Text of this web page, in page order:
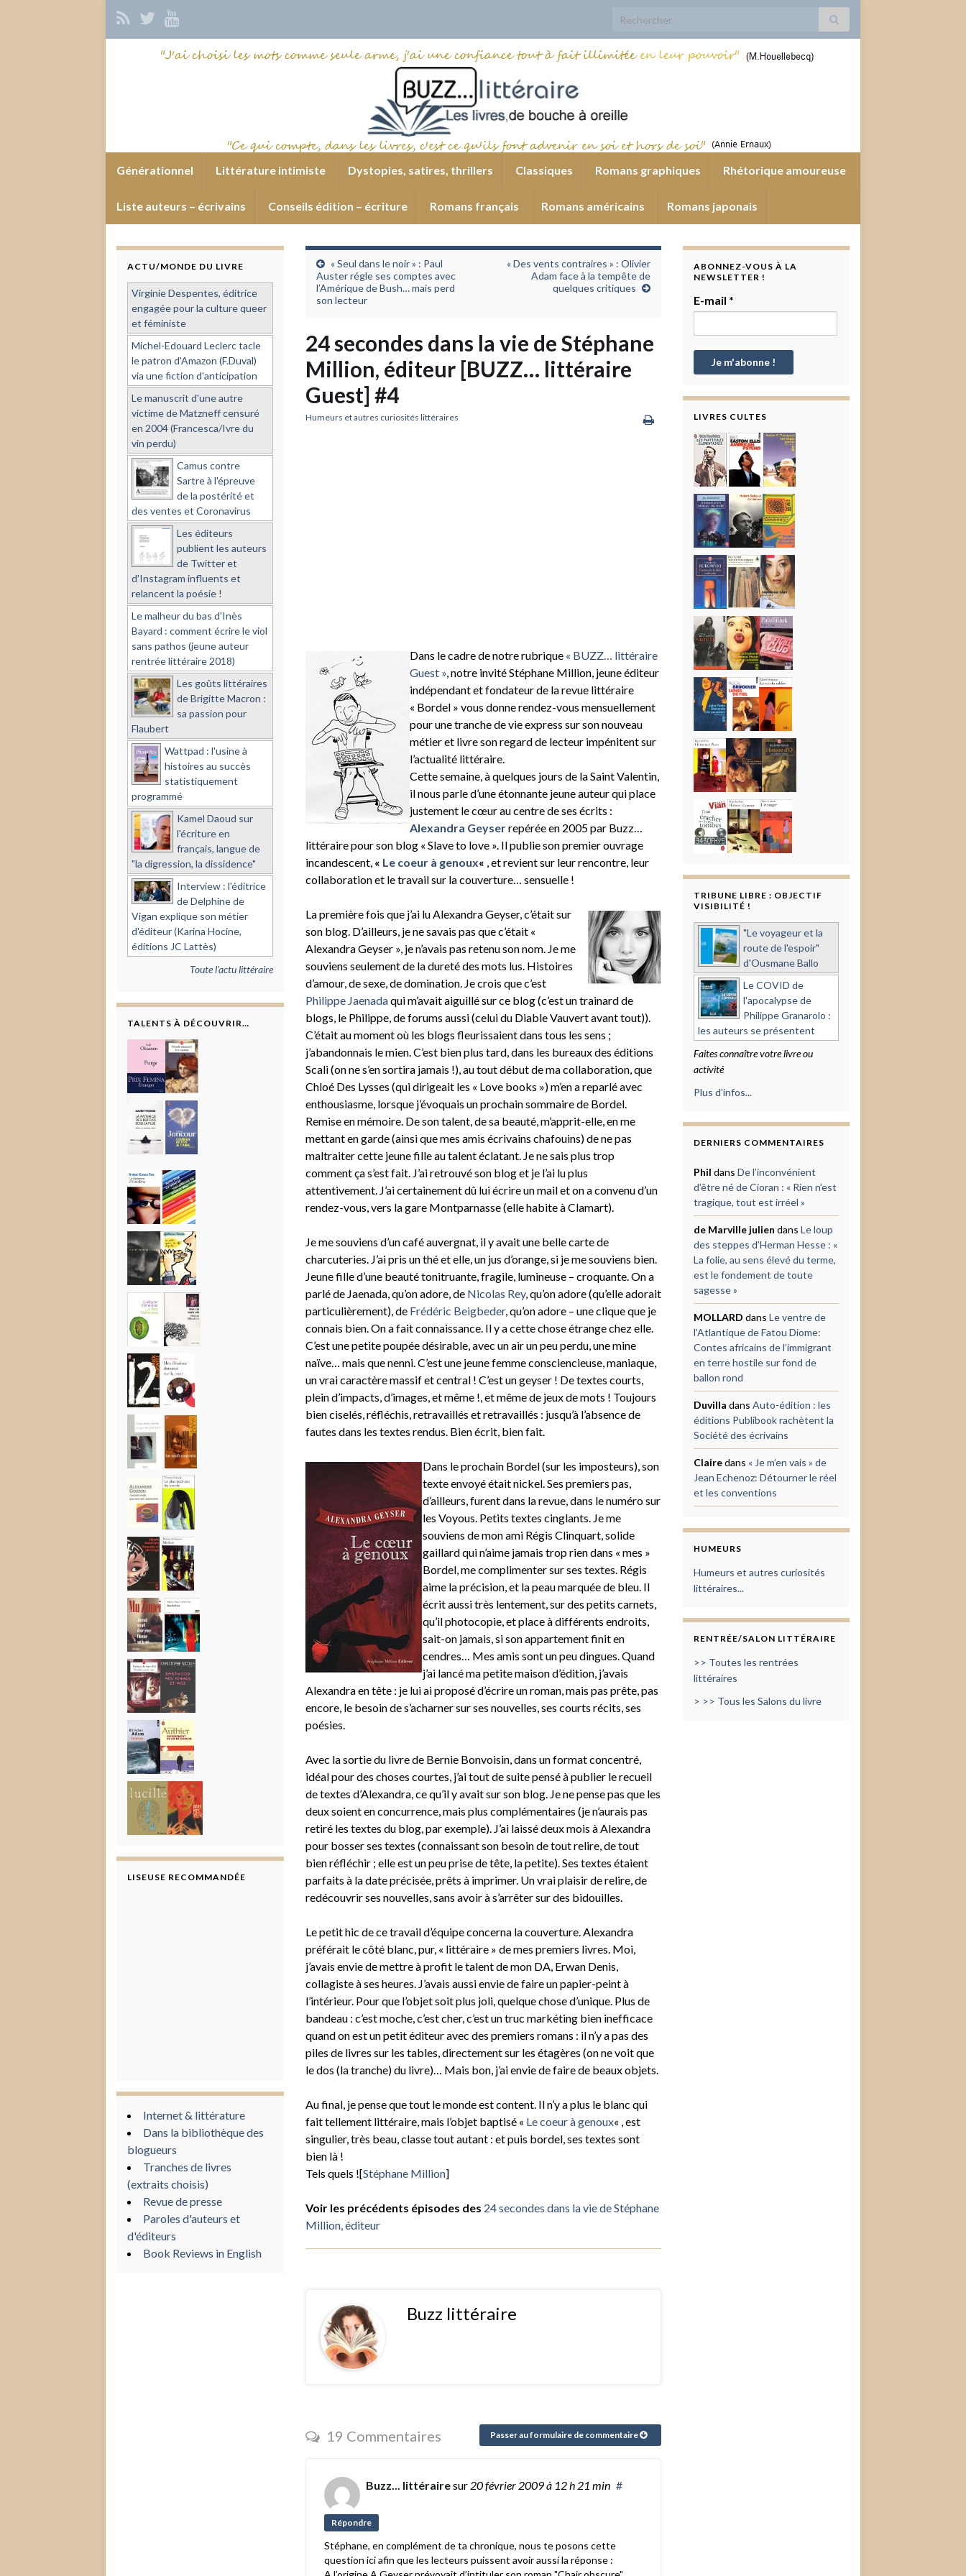
Search for:
Générationnel Littérature intimiste Dystopies, satires, thrillers Classiques Romans graphiques Rhétorique amoureuse
Liste auteurs – écrivains Conseils édition – écriture Romans français Romans américains Romans japonais
« Seul dans le noir » : Paul
Auster régle ses comptes avec
l’Amérique de Bush… mais perd
son lecteur
« Des vents contraires » : Olivier
Adam face à la tempête de
quelques critiques
24 secondes dans la vie de Stéphane
Million, éditeur [BUZZ… littéraire
Guest] #4
Humeurs et autres curiosités littéraires
Dans le cadre de notre rubrique « BUZZ… littéraire
Guest », notre invité Stéphane Million, jeune éditeur
indépendant et fondateur de la revue littéraire
« Bordel » vous donne rendez-vous mensuellement
pour une tranche de vie express sur son nouveau
métier et livre son regard de lecteur impénitent sur
l’actualité littéraire.
Cette semaine, à quelques jours de la Saint Valentin,
il nous parle d’une étonnante jeune auteur qui place
justement le cœur au centre de ses écrits :
Alexandra Geyserrepérée en 2005 par Buzz…
littéraire pour son blog « Slave to love ». Il publie son premier ouvrage
incandescent, « Le coeur à genoux« , et revient sur leur rencontre, leur
collaboration et le travail sur la couverture… sensuelle !
La première fois que j’ai lu Alexandra Geyser, c’était sur
son blog. D’ailleurs, je ne savais pas que c’était «
Alexandra Geyser », je n’avais pas retenu son nom. Je me
souviens seulement de la dureté des mots lus. Histoires
d’amour, de sexe, de domination. Je crois que c’est
Philippe Jaenadaqui m’avait aiguillé sur ce blog (c’est un trainard de
blogs, le Philippe, de forums aussi (celui du Diable Vauvert avant tout)).
C’était au moment où les blogs fleurissaient dans tous les sens ;
j’abandonnais le mien. C’est bien plus tard, dans les bureaux des éditions
Scali (on ne s’en sortira jamais !), au tout début de ma collaboration, que
Chloé Des Lysses (qui dirigeait les « Love books ») m’en a reparlé avec
enthousiasme, lorsque j’évoquais un prochain sommaire de Bordel.
Remise en mémoire. De son talent, de sa beauté, m’apprit-elle, en me
mettant en garde (ainsi que mes amis écrivains chafouins) de ne pas
maltraiter cette jeune fille au talent éclatant. Je ne sais plus trop
comment ça s’est fait. J’ai retrouvé son blog et je l’ai lu plus
attentivement. J’ai certainement dû lui écrire un mail et on a convenu d’un
rendez-vous, vers la gare Montparnasse (elle habite à Clamart).
Je me souviens d’un café auvergnat, il y avait une belle carte de
charcuteries. J’ai pris un thé et elle, un jus d’orange, si je me souviens bien.
Jeune fille d’une beauté tonitruante, fragile, lumineuse – croquante. On a
parlé de Jaenada, qu’on adore, de Nicolas Rey, qu’on adore (qu’elle adorait
particulièrement), de Frédéric Beigbeder, qu’on adore – une clique que je
connais bien. On a fait connaissance. Il y a cette chose étrange chez elle.
C’est une petite poupée désirable, avec un air un peu perdu, une mine
naïve… mais que nenni. C’est une jeune femme consciencieuse, maniaque,
un vrai caractère massif et central ! C’est un geyser ! De textes courts,
plein d’impacts, d’images, et même !, et même de jeux de mots ! Toujours
bien ciselés, réfléchis, retravaillés et retravaillés : jusqu’à l’absence de
fautes dans les textes rendus. Bien écrit, bien fait.
Dans le prochain Bordel (sur les imposteurs), son
texte envoyé était nickel. Ses premiers pas,
d’ailleurs, furent dans la revue, dans le numéro sur
les Voyous. Petits textes cinglants. Je me
souviens de mon ami Régis Clinquart, solide
gaillard qui n’aime jamais trop rien dans « mes »
Bordel, me complimenter sur ses textes. Régis
aime la précision, et la peau marquée de bleu. Il
écrit aussi très lentement, sur des petits carnets,
qu’il photocopie, et place à différents endroits,
sait-on jamais, si son appartement finit en
cendres… Mes amis sont un peu dingues. Quand
j’ai lancé ma petite maison d’édition, j’avais
Alexandra en tête : je lui ai proposé d’écrire un roman, mais pas prête, pas
encore, le besoin de s’acharner sur ses nouvelles, ses courts récits, ses
poésies.
Avec la sortie du livre de Bernie Bonvoisin, dans un format concentré,
idéal pour des choses courtes, j’ai tout de suite pensé à publier le recueil
de textes d’Alexandra, ce qu’il y avait sur son blog. Je ne pense pas que les
deux soient en concurrence, mais plus complémentaires (je n’aurais pas
retiré les textes du blog, par exemple). J’ai laissé deux mois à Alexandra
pour bosser ses textes (connaissant son besoin de tout relire, de tout
bien réfléchir ; elle est un peu prise de tête, la petite). Ses textes étaient
parfaits à la date précisée, prêts à imprimer. Un vrai plaisir de relire, de
redécouvrir ses nouvelles, sans avoir à s’arrêter sur des bidouilles.
Le petit hic de ce travail d’équipe concerna la couverture. Alexandra
préférait le côté blanc, pur, « littéraire » de mes premiers livres. Moi,
j’avais envie de mettre à profit le talent de mon DA, Erwan Denis,
collagiste à ses heures. J’avais aussi envie de faire un papier-peint à
l’intérieur. Pour que l’objet soit plus joli, quelque chose d’unique. Plus de
bandeau : c’est moche, c’est cher, c’est un truc markéting bien inefficace
quand on est un petit éditeur avec des premiers romans : il n’y a pas des
piles de livres sur les tables, directement sur les étagères (on ne voit que
le dos (la tranche) du livre)… Mais bon, j’ai envie de faire de beaux objets.
Au final, je pense que tout le monde est content. Il n’y a plus le blanc qui
fait tellement littéraire, mais l’objet baptisé « Le coeur à genoux« , est
singulier, très beau, classe tout autant : et puis bordel, ses textes sont
bien là !
Tels quels ![Stéphane Million]
Voir les précédents épisodes des 24 secondes dans la vie de Stéphane
Million, éditeur
Buzz littéraire
19 Commentaires Passer au formulaire de commentaire
Buzz... littérairesur 20 février 2009à 12 h 21 min #
Répondre
Stéphane, en complément de ta chronique, nous te posons cette
question ici afin que les lecteurs puissent avoir aussi la réponse :
ACTU/MONDE DU LIVRE
Virginie Despentes, éditrice
engagée pour la culture queer
et féministe
Michel-Edouard Leclerc tacle
le patron d'Amazon (F.Duval)
via une fiction d'anticipation
Le manuscrit d'une autre
victime de Matzneff censuré
en 2004 (Francesca/Ivre du
vin perdu)
Camus contre
Sartre à l'épreuve
de la postérité et
des ventes et Coronavirus
Les éditeurs
publient les auteurs
de Twitter et
d'Instagram influents et
relancent la poésie !
Le malheur du bas d'Inès
Bayard : comment écrire le viol
sans pathos (jeune auteur
rentrée littéraire 2018)
Les goûts littéraires
de Brigitte Macron :
sa passion pour
Flaubert
Wattpad : l'usine à
histoires au succès
statistiquement
programmé
Kamel Daoud sur
l'écriture en
français, langue de
"la digression, la dissidence"
Interview : l'éditrice
de Delphine de
Vigan explique son métier
d'éditeur (Karina Hocine,
éditions JC Lattès)
Toute l'actu littéraire
TALENTS À DÉCOUVRIR…
LISEUSE RECOMMANDÉE
Internet & littérature
Dans la bibliothèque des
blogueurs
Tranches de livres
(extraits choisis)
Revue de presse
Paroles d'auteurs et
d'éditeurs
Book Reviews in English
ABONNEZ-VOUS À LA
NEWSLETTER !
E-mail *
LIVRES CULTES
TRIBUNE LIBRE : OBJECTIF
VISIBILITÉ !
"Le voyageur et la
route de l'espoir"
d'Ousmane Ballo
Le COVID de
l'apocalypse de
Philippe Granarolo :
les auteurs se présentent
Faites connaître votre livre ou
activité
Plus d'infos...
DERNIERS COMMENTAIRES
Phil dans De l’inconvénient
d’être né de Cioran : « Rien n’est
tragique, tout est irréel »
de Marville julien dans Le loup
des steppes d’Herman Hesse : «
La folie, au sens élevé du terme,
est le fondement de toute
sagesse »
MOLLARD dans Le ventre de
l’Atlantique de Fatou Diome:
Contes africains de l’immigrant
en terre hostile sur fond de
ballon rond
Duvilla dans Auto-édition : les
éditions Publibook rachètent la
Société des écrivains
Clairedans « Je m’en vais » de
Jean Echenoz: Détourner le réel
et les conventions
HUMEURS
Humeurs et autres curiosités
littéraires...
RENTRÉE/SALON LITTÉRAIRE
>> Toutes les rentrées
littéraires
> >> Tous les Salons du livre